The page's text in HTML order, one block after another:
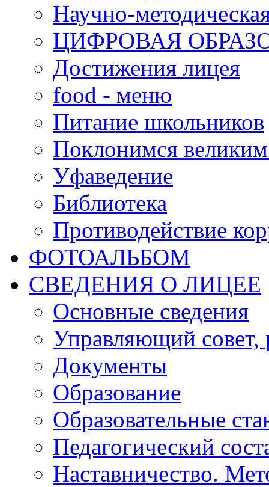
Научно-
ЦИФРОВАЯ
Достижения лицея
food - меню
Питание школьников
Поклонимся
Уфаведение
Библиотека
Противодействие
ФОТОАЛЬБОМ
СВЕДЕНИЯ О ЛИЦЕЕ
Основные сведения
Управляющий совет,
Документы
Образование
Образовательные
Педагогический
Наставничество.